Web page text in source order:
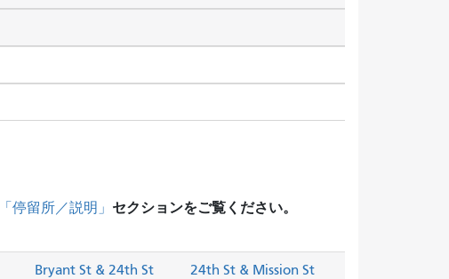
「停留所／説明」 セクションをご覧ください。
Bryant St & 24th St 24th St & Mission St